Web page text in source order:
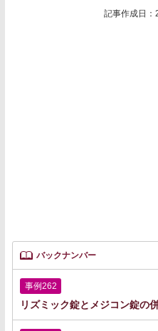
記事作成日：
バックナンバー
事例262
リズミック錠とメジコン錠の